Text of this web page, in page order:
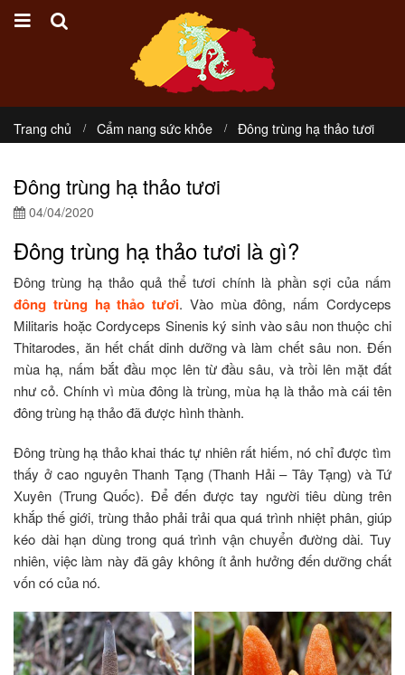
Trang chủ Cẩm nang sức khỏe Đông trùng hạ thảo tươi
Đông trùng hạ thảo tươi
04/04/2020
Đông trùng hạ thảo tươi là gì?
Đông trùng hạ thảo quả thể tươi chính là phần sợi của nấm
đông trùng hạ thảo tươi. Vào mùa đông, nấm Cordyceps
Militaris hoặc Cordyceps Sinenis ký sinh vào sâu non thuộc chi
Thitarodes, ăn hết chất dinh dưỡng và làm chết sâu non. Đến
mùa hạ, nấm bắt đầu mọc lên từ đầu sâu, và trồi lên mặt đất
như cỏ. Chính vì mùa đông là trùng, mùa hạ là thảo mà cái tên
đông trùng hạ thảo đã được hình thành.
Đông trùng hạ thảo khai thác tự nhiên rất hiếm, nó chỉ được tìm
thấy ở cao nguyên Thanh Tạng (Thanh Hải – Tây Tạng) và Tứ
Xuyên (Trung Quốc). Để đến được tay người tiêu dùng trên
khắp thế giới, trùng thảo phải trải qua quá trình nhiệt phân, giúp
kéo dài hạn dùng trong quá trình vận chuyển đường dài. Tuy
nhiên, việc làm này đã gây không ít ảnh hưởng đến dưỡng chất
vốn có của nó.